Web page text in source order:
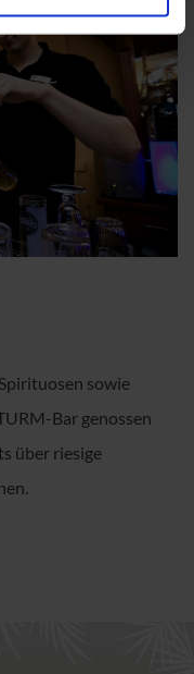
sowie
Bar genossen
über riesige